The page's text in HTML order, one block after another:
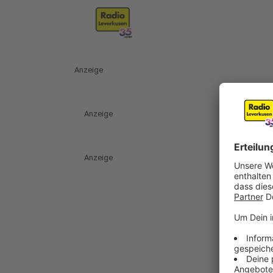
Anzeige
Anzeige
Anzeige